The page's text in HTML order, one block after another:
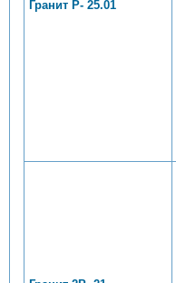
Гранит Р- 25.01